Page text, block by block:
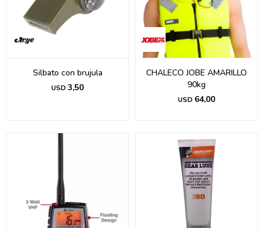
Silbato con brujula
USD 3,50
CHALECO JOBE AMARILLO
90kg
USD 64,00